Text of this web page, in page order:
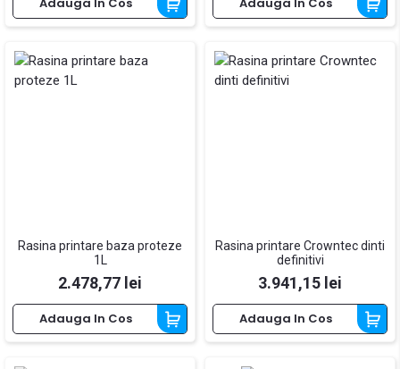
Rasina printare baza proteze
1L
Pret
2.478,77 lei
Adauga In Cos
Rasina printare Crowntec dinti
definitivi
Pret
3.941,15 lei
Adauga In Cos